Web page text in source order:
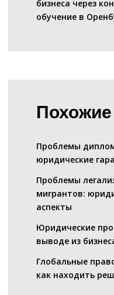
бизнеса через
обучение в
Проблемы
юридические
Проблемы
мигрантов:
аспекты
Юридические
выводе из
Глобальные
как находить